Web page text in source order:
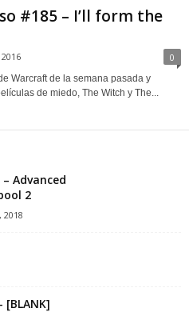
#185 – I’ll form the
0
Warcraft de la semana pasada y
de miedo, The Witch y The...
Advanced
2
2018